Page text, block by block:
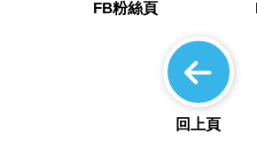
FB粉絲頁
回上頁